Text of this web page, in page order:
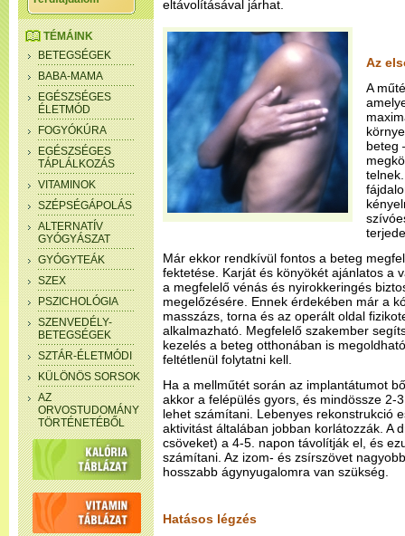
TÉMÁINK
BETEGSÉGEK
BABA-MAMA
EGÉSZSÉGES
ÉLETMÓD
FOGYÓKÚRA
EGÉSZSÉGES
TÁPLÁLKOZÁS
VITAMINOK
SZÉPSÉGÁPOLÁS
ALTERNATÍV
GYÓGYÁSZAT
GYÓGYTEÁK
SZEX
PSZICHOLÓGIA
SZENVEDÉLY-
BETEGSÉGEK
SZTÁR-ÉLETMÓDI
KÜLÖNÖS SORSOK
AZ
ORVOSTUDOMÁNY
TÖRTÉNETÉBŐL
eltávolításával járhat.
Az
A
beteg
Már ekkor rendkívül fontos a beteg
fektetése. Karját és könyökét ajánlatos a
a megfelelő vénás és nyirokkeringés
megelőzésére. Ennek érdekében már a
masszázs, torna és az operált oldal
alkalmazható. Megfelelő szakember
kezelés a beteg otthonában is
feltétlenül folytatni kell.
Ha a mellműtét során az implantátumot
akkor a felépülés gyors, és mindössze 2-
lehet számítani. Lebenyes rekonstrukció
aktivitást általában jobban korlátozzák. A
csöveket) a 4-5. napon távolítják el, és
számítani. Az izom- és zsírszövet
hosszabb ágynyugalomra van szükség.
Hatásos légzés